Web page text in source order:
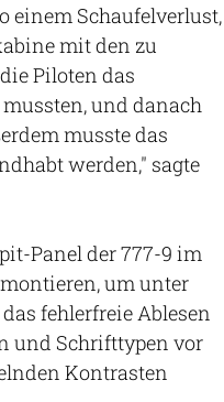
einem Schaufelverlust,
mit den zu
Piloten das
und danach
musste das
werden," sagte
Panel der 777-9 im
um unter
fehlerfreie Ablesen
und Schrifttypen vor
Kontrasten